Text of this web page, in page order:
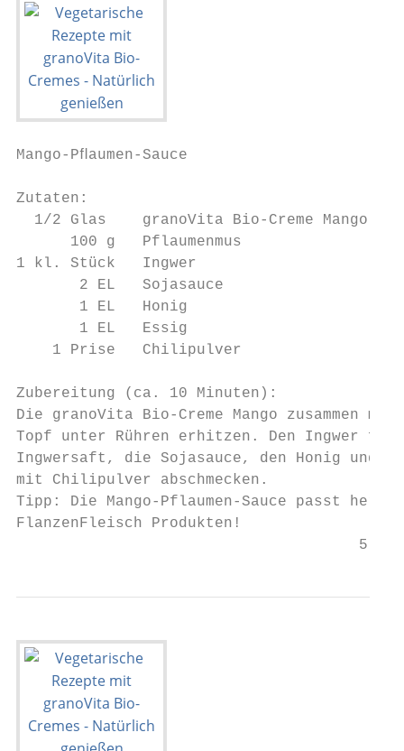
Mango-Pﬂaumen-Sauce
Zutaten:
1/2 Glas    granoVita Bio-Creme Mango
100 g   Pflaumenmus
1 kl. Stück   Ingwer
2 EL   Sojasauce
1 EL   Honig
1 EL   Essig
    1 Prise   Chilipulver
Zubereitung (ca. 10 Minuten):
Die granoVita Bio-Creme Mango zusammen mit
Topf unter Rühren erhitzen. Den Ingwer
Ingwersaft, die Sojasauce, den Honig und
mit Chilipulver abschmecken.
Tipp: Die Mango-Pflaumen-Sauce passt
FlanzenFleisch Produkten!
5